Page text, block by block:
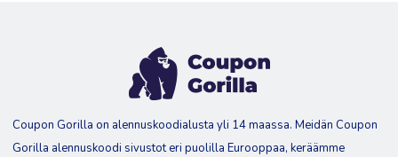
Coupon Gorilla on alennuskoodialusta yli 14 maassa. Meidän Coupon
Gorilla alennuskoodi sivustot eri puolilla Eurooppaa, keräämme